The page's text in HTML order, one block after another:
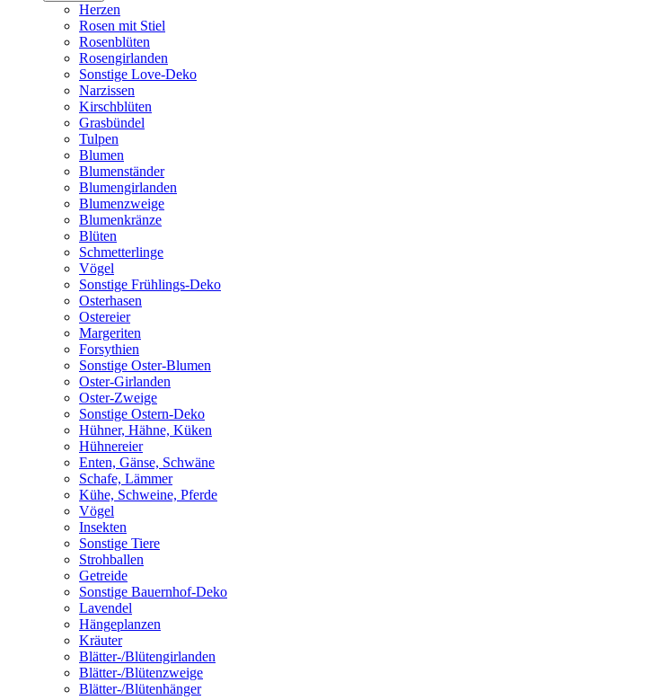
Herzen
Rosen mit Stiel
Rosenblüten
Rosengirlanden
Sonstige Love-Deko
Narzissen
Kirschblüten
Grasbündel
Tulpen
Blumen
Blumenständer
Blumengirlanden
Blumenzweige
Blumenkränze
Blüten
Schmetterlinge
Vögel
Sonstige Frühlings-Deko
Osterhasen
Ostereier
Margeriten
Forsythien
Sonstige Oster-Blumen
Oster-Girlanden
Oster-Zweige
Sonstige Ostern-Deko
Hühner, Hähne, Küken
Hühnereier
Enten, Gänse, Schwäne
Schafe, Lämmer
Kühe, Schweine, Pferde
Vögel
Insekten
Sonstige Tiere
Strohballen
Getreide
Sonstige Bauernhof-Deko
Lavendel
Hängeplanzen
Kräuter
Blätter-/Blütengirlanden
Blätter-/Blütenzweige
Blätter-/Blütenhänger